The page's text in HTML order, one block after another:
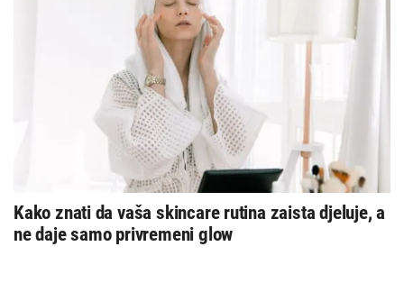
Kako znati da vaša skincare rutina zaista djeluje, a
ne daje samo privremeni glow